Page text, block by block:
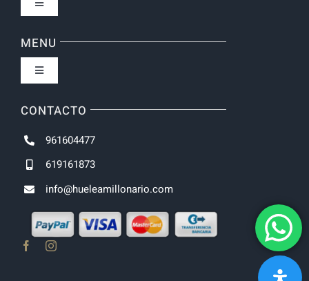
Toggle
Política de privacidad
MENU
Toggle
Inicio
UNISEX
HOMBRE
CONTACTO
961604477
619161873
info@hueleamillonario.com